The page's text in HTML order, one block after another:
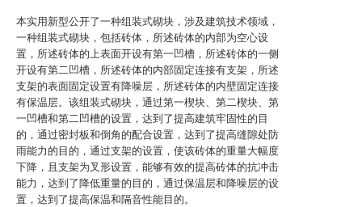
本实用新型公开了一种组装式砌块，涉及建筑技术领域，
一种组装式砌块，包括砖体，所述砖体的内部为空心设
置，所述砖体的上表面开设有第一凹槽，所述砖体的一侧
开设有第二凹槽，所述砖体的内部固定连接有支架，所述
支架的表面固定设置有降噪层，所述砖体的内壁固定连接
有保温层。该组装式砌块，通过第一楔块、第二楔块、第
一凹槽和第二凹槽的设置，达到了提高建筑牢固性的目
的，通过密封板和倒角的配合设置，达到了提高缝隙处防
雨能力的目的，通过支架的设置，使该砖体的重量大幅度
下降，且支架为叉形设置，能够有效的提高砖体的抗冲击
能力，达到了降低重量的目的，通过保温层和降噪层的设
置，达到了提高保温和隔音性能目的。